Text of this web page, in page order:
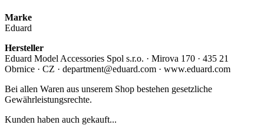
Marke
Eduard
Hersteller
Eduard Model Accessories Spol s.r.o. · Mirova 170 · 435 21
Obrnice · CZ · department@eduard.com · www.eduard.com
Bei allen Waren aus unserem Shop bestehen gesetzliche
Gewährleistungsrechte.
Kunden haben auch gekauft...